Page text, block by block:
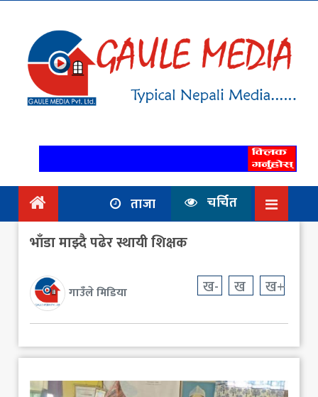
गृहपृष्ठ
समाचार
राजनिति
आर्थिक
अन्तर्वार्ता
/ विचार
प्रदेश
विश्व
स्वास्थ्य
ट्राभल
मनोरञ्जन
खेलकुद
ताजा चर्चित
भाँडा माझ्दै पढेर स्थायी शिक्षक
गाउँले मिडिया ख- ख ख+